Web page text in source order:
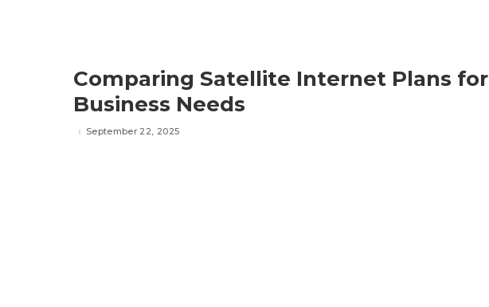
Comparing Satellite Internet Plans for
Business Needs
September 22, 2025